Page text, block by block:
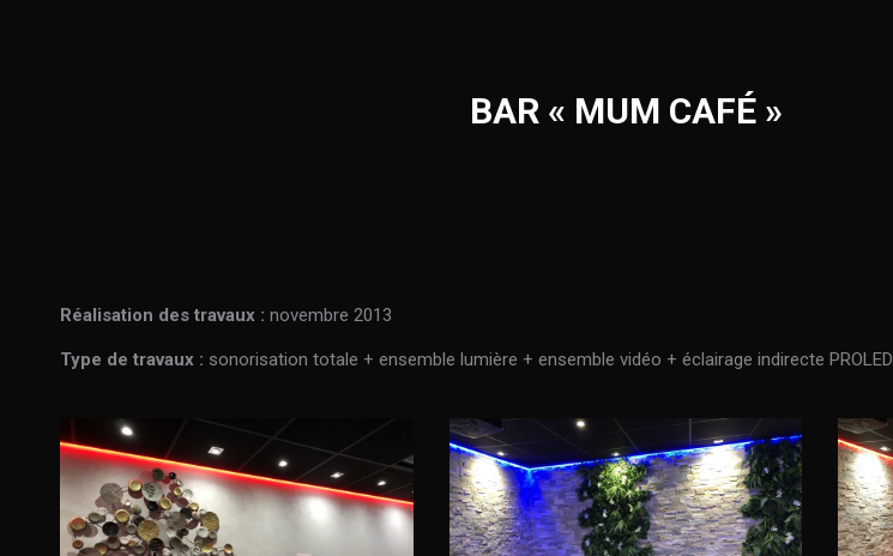
BAR « MUM CAFÉ »
Réalisation des travaux : novembre 2013
Type de travaux : sonorisation totale + ensemble lumière + ensemble vidéo + éclairage indirecte PROLED